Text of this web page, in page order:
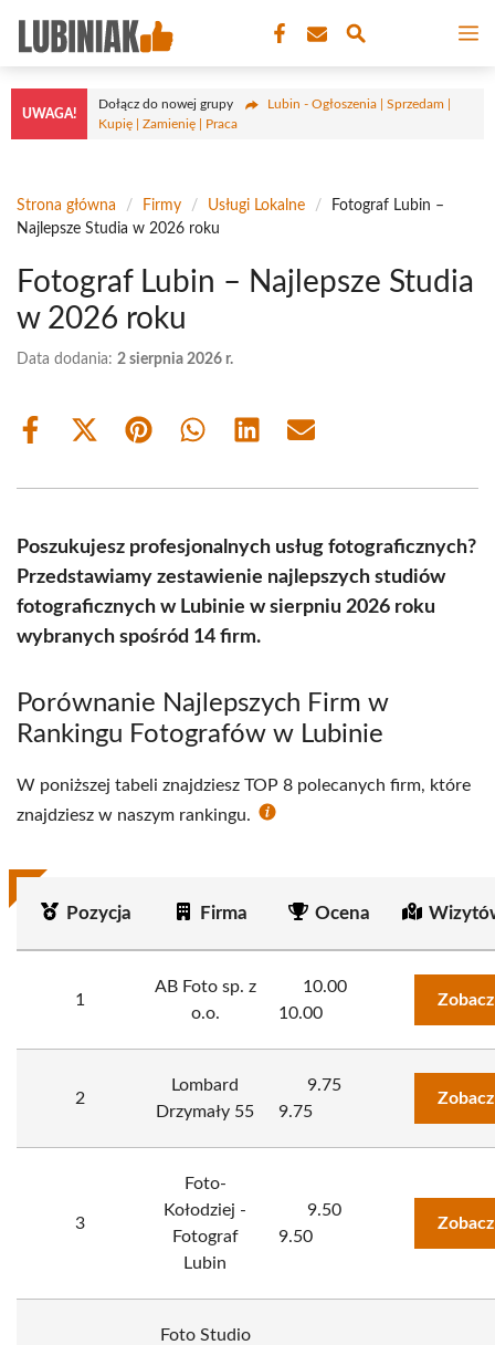
treści
UWAGA!
Dołącz do nowej grupy
Lubin - Ogłoszenia | Sprzedam |
Kupię | Zamienię | Praca
Strona główna / Firmy / Usługi Lokalne /
Fotograf Lubin –
Najlepsze Studia w 2026 roku
Fotograf Lubin – Najlepsze Studia
w 2026 roku
Data dodania: 2 sierpnia 2026 r.
Share
Share
(Twitter)
Share Share Share Share
Poszukujesz profesjonalnych usług fotograficznych?
Przedstawiamy zestawienie najlepszych studiów
fotograficznych w Lubinie w sierpniu 2026 roku
wybranych spośród 14 firm.
Porównanie Najlepszych Firm w
Rankingu Fotografów w Lubinie
W poniższej tabeli znajdziesz TOP 8 polecanych firm, które
znajdziesz w naszym rankingu.
Pozycja Firma Ocena
1
AB Foto sp. z
o.o.
10.00
10.00
2
Lombard
Drzymały 55
9.75
9.75
3
Foto-
Kołodziej -
Fotograf
Lubin
9.50
9.50
Foto Studio